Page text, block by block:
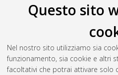
Questo sito
Nel nostro sito utilizziamo sia
funzionamento, sia cookie e altri
facoltativi che potrai attivare solo
Serventi, Patrizia(2018)
preliminary overview of the Iron
[Dissertation thesis], Alma
Bologna. Dottorato di ricerca in
dell'ambiente, 30 Ciclo. DOI
10.6092/unibo/amsdottorato/